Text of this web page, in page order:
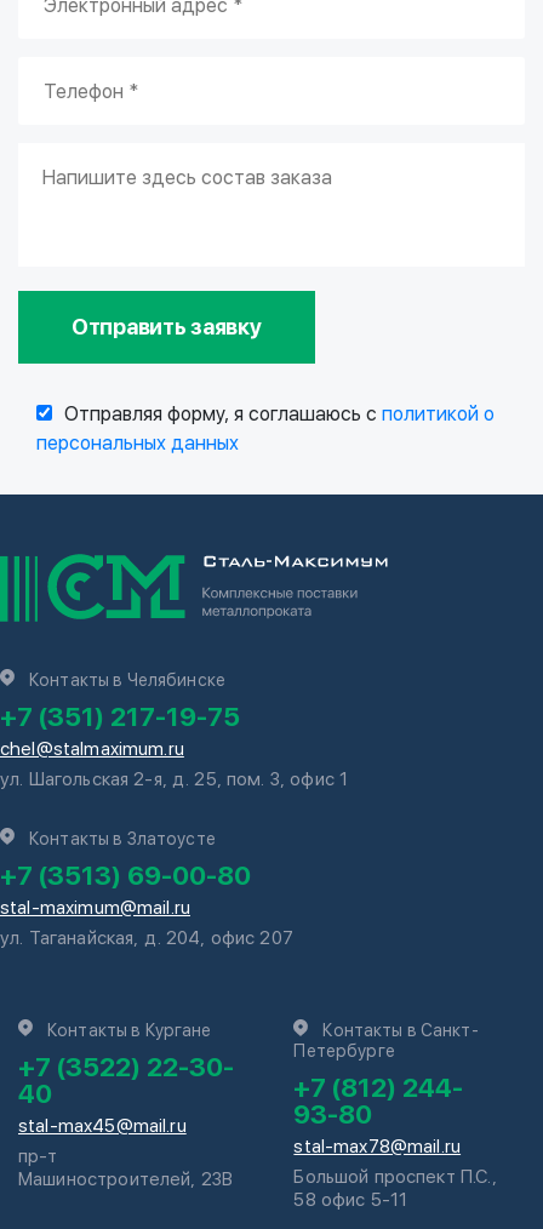
Отправить заявку
Отправляя форму, я соглашаюсь с политикой о
персональных данных
Контакты в Челябинске
+7 (351) 217-19-75
chel@stalmaximum.ru
ул. Шагольская 2-я, д. 25, пом. 3, офис 1
Контакты в Златоусте
+7 (3513) 69-00-80
stal-maximum@mail.ru
ул. Таганайская, д. 204, офис 207
Контакты в Кургане
+7 (3522) 22-30-
40
stal-max45@mail.ru
пр-т
Машиностроителей, 23В
Контакты в Санкт-
Петербурге
+7 (812) 244-
93-80
stal-max78@mail.ru
Большой проспект П.С.,
58 офис 5-11